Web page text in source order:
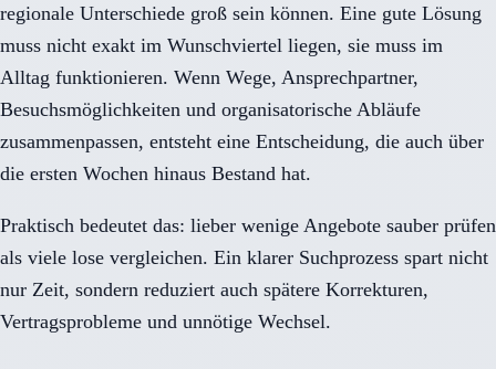
regionale Unterschiede groß sein können. Eine gute Lösung
muss nicht exakt im Wunschviertel liegen, sie muss im
Alltag funktionieren. Wenn Wege, Ansprechpartner,
Besuchsmöglichkeiten und organisatorische Abläufe
zusammenpassen, entsteht eine Entscheidung, die auch über
die ersten Wochen hinaus Bestand hat.
Praktisch bedeutet das: lieber wenige Angebote sauber prüfen
als viele lose vergleichen. Ein klarer Suchprozess spart nicht
nur Zeit, sondern reduziert auch spätere Korrekturen,
Vertragsprobleme und unnötige Wechsel.